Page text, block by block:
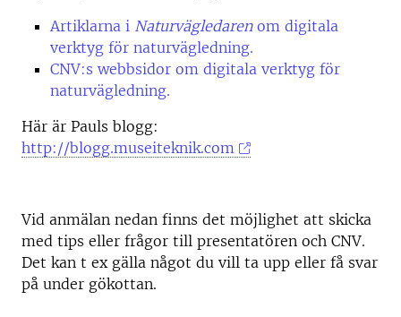
Artiklarna i Naturvägledarenom digitala
verktyg för naturvägledning.
CNV:s webbsidor om digitala verktyg för
naturvägledning.
Här är Pauls blogg:
http://blogg.museiteknik.com
Vid anmälan nedan finns det möjlighet att skicka
med tips eller frågor till presentatören och CNV.
Det kan t ex gälla något du vill ta upp eller få svar
på under gökottan.